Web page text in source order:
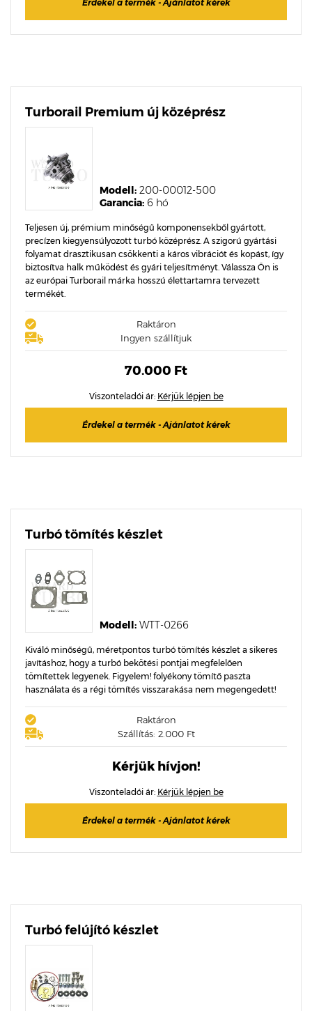
Érdekel a termék - Ajánlatot kérek
Turborail Premium új középrész
Garancia: 6 hó
Modell: 200-00012-500
Teljesen új, prémium minőségű komponensekből gyártott,
precízen kiegyensúlyozott turbó középrész. A szigorú gyártási
folyamat drasztikusan csökkenti a káros vibrációt és kopást, így
biztosítva halk működést és gyári teljesítményt. Válassza Ön is
az európai Turborail márka hosszú élettartamra tervezett
termékét.
Raktáron
Ingyen szállítjuk
70.000 Ft
Viszonteladói ár: Kérjük lépjen be
Érdekel a termék - Ajánlatot kérek
Turbó tömítés készlet
Modell: WTT-0266
Kiváló minőségű, méretpontos turbó tömítés készlet a sikeres
javításhoz, hogy a turbó bekötési pontjai megfelelően
tömítettek legyenek. Figyelem! folyékony tömítő paszta
használata és a régi tömítés visszarakása nem megengedett!
Raktáron
Szállítás: 2.000 Ft
Kérjük hívjon!
Viszonteladói ár: Kérjük lépjen be
Érdekel a termék - Ajánlatot kérek
Turbó felújító készlet